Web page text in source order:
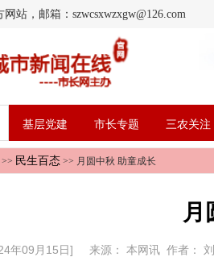
站，邮箱：szwcsxwzxgw@126.com
基层党建 市长专题 三农关注
>> 民生百态 >> 月圆中秋 助童成长
月
年09月15日] 来源： 本网讯 作者：